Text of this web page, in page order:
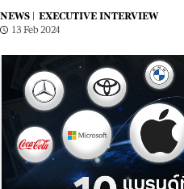
NEWS |
EXECUTIVE INTERVIEW
13 Feb 2024